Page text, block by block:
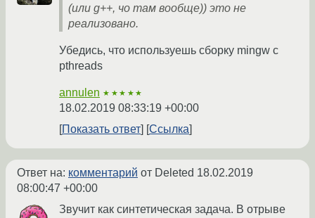
(или g++, чо там вообще)) это не
реализовано.
Убедись, что используешь сборку mingw с
pthreads
annulen ★★★★★
18.02.2019 08:33:19 +00:00
Показать ответ
Ссылка
Ответ на: комментарий от Deleted 18.02.2019
08:00:47 +00:00
Звучит как синтетическая задача. В отрыве